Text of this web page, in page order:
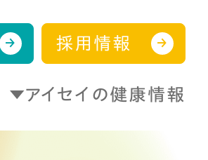
採用情報
アイセイの健康情報